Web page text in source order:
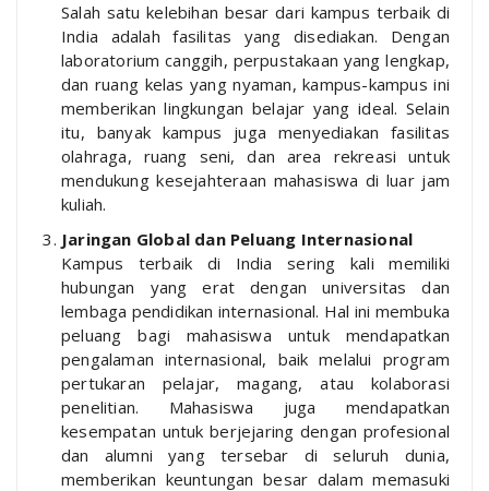
Salah satu kelebihan besar dari kampus terbaik di
India adalah fasilitas yang disediakan. Dengan
laboratorium canggih, perpustakaan yang lengkap,
dan ruang kelas yang nyaman, kampus-kampus ini
memberikan lingkungan belajar yang ideal. Selain
itu, banyak kampus juga menyediakan fasilitas
olahraga, ruang seni, dan area rekreasi untuk
mendukung kesejahteraan mahasiswa di luar jam
kuliah.
Jaringan Global dan Peluang Internasional
Kampus terbaik di India sering kali memiliki
hubungan yang erat dengan universitas dan
lembaga pendidikan internasional. Hal ini membuka
peluang bagi mahasiswa untuk mendapatkan
pengalaman internasional, baik melalui program
pertukaran pelajar, magang, atau kolaborasi
penelitian. Mahasiswa juga mendapatkan
kesempatan untuk berjejaring dengan profesional
dan alumni yang tersebar di seluruh dunia,
memberikan keuntungan besar dalam memasuki